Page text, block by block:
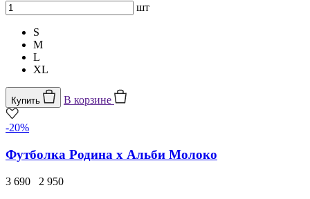
шт
S
M
L
XL
Купить В корзине
-20%
Футболка Родина х Альби Молоко
3 690 2 950